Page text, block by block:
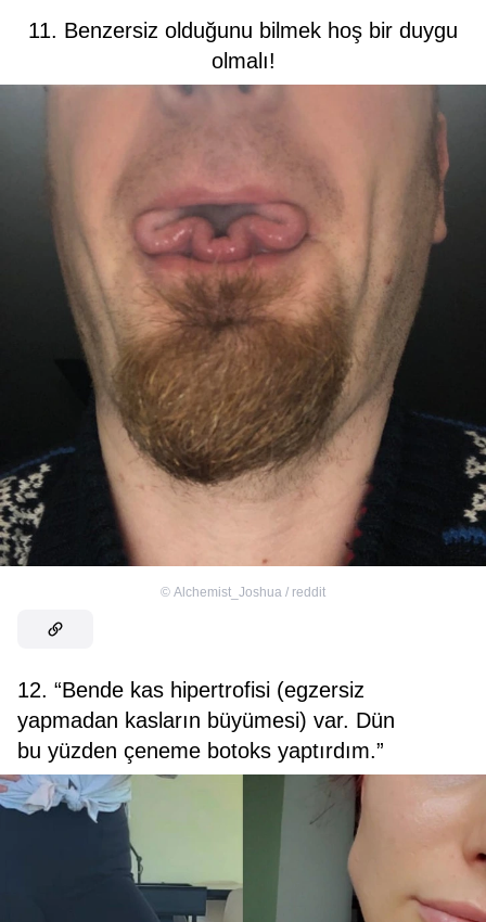
11. Benzersiz olduğunu bilmek hoş bir duygu
olmalı!
© Alchemist_Joshua / reddit
12. “Bende kas hipertrofisi (egzersiz
yapmadan kasların büyümesi) var. Dün
bu yüzden çeneme botoks yaptırdım.”